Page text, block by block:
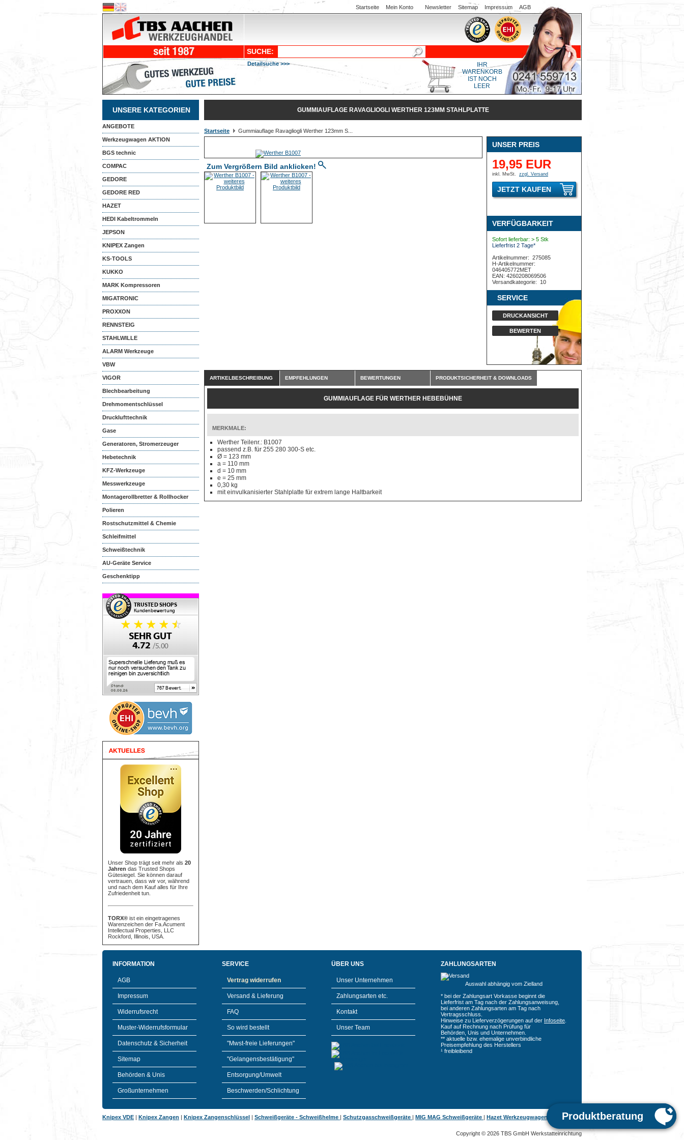
Startseite Mein Konto Newsletter Sitemap Impressum AGB
SUCHE:
Detailsuche >>>
IHR
WARENKORB
IST NOCH
LEER
UNSERE KATEGORIEN
ANGEBOTE
Werkzeugwagen AKTION
BGS technic
COMPAC
GEDORE
GEDORE RED
HAZET
HEDI Kabeltrommeln
JEPSON
KNIPEX Zangen
KS-TOOLS
KUKKO
MARK Kompressoren
MIGATRONIC
PROXXON
RENNSTEIG
STAHLWILLE
ALARM Werkzeuge
VBW
VIGOR
Blechbearbeitung
Drehmomentschlüssel
Drucklufttechnik
Gase
Generatoren, Stromerzeuger
Hebetechnik
KFZ-Werkzeuge
Messwerkzeuge
Montagerollbretter & Rollhocker
Polieren
Rostschutzmittel & Chemie
Schleifmittel
Schweißtechnik
AU-Geräte Service
Geschenktipp
Unser Shop trägt seit mehr als 20
Jahren das Trusted Shops
Gütesiegel. Sie können darauf
vertrauen, dass wir vor, während
und nach dem Kauf alles für Ihre
Zufriedenheit tun.
TORX® ist ein eingetragenes
Warenzeichen der Fa.Acument
Intellectual Properties, LLC
Rockford, Illinois, USA.
GUMMIAUFLAGE RAVAGLIOGLI WERTHER 123MM STAHLPLATTE
Startseite Gummiauflage Ravagliogli Werther 123mm S...
Zum Vergrößern Bild anklicken!
UNSER PREIS
19,95 EUR
inkl. MwSt. zzgl. Versand
JETZT KAUFEN
VERFÜGBARKEIT
Sofort lieferbar: > 5 Stk
Lieferfrist 2 Tage*
Artikelnummer: 275085
H-Artikelnummer:
046405772MET
EAN: 4260208069506
Versandkategorie:
10
SERVICE
DRUCKANSICHT
BEWERTEN
ARTIKELBESCHREIBUNG EMPFEHLUNGEN BEWERTUNGEN PRODUKTSICHERHEIT & DOWNLOADS
GUMMIAUFLAGE FÜR WERTHER HEBEBÜHNE
MERKMALE:
Werther Teilenr.: B1007
passend z.B. für 255 280 300-S etc.
Ø = 123 mm
a = 110 mm
d = 10 mm
e = 25 mm
0,30 kg
mit einvulkanisierter Stahlplatte für extrem lange Haltbarkeit
INFORMATION
AGB
Impressum
Widerrufsrecht
Muster-Widerrufsformular
Datenschutz & Sicherheit
Sitemap
Behörden & Unis
Großunternehmen
SERVICE
Vertrag widerrufen
Versand & Lieferung
FAQ
So wird bestellt
"Mwst-freie Lieferungen"
"Gelangensbestätigung"
Entsorgung/Umwelt
Beschwerden/Schlichtung
ÜBER UNS
Unser Unternehmen
Zahlungsarten etc.
Kontakt
Unser Team
ZAHLUNGSARTEN
Auswahl abhängig vom Zielland
* bei der Zahlungsart Vorkasse beginnt die
Lieferfrist am Tag nach der Zahlungsanweisung,
bei anderen Zahlungsarten am Tag nach
Vertragsschluss.
Hinweise zu Lieferverzögerungen auf der Infoseite
Kauf auf Rechnung nach Prüfung für
Behörden, Unis und Unternehmen.
** aktuelle bzw. ehemalige unverbindliche
Preisempfehlung des Herstellers
¹ freibleibend
Knipex VDE | Knipex Zangen | Knipex Zangenschlüssel | Schweißgeräte - Schweißhelme | Schutzgasschweißgeräte | MIG MAG Schweißgeräte | Hazet Werkzeugwagen
Copyright © 2026 TBS GmbH Werkstatteinrichtung